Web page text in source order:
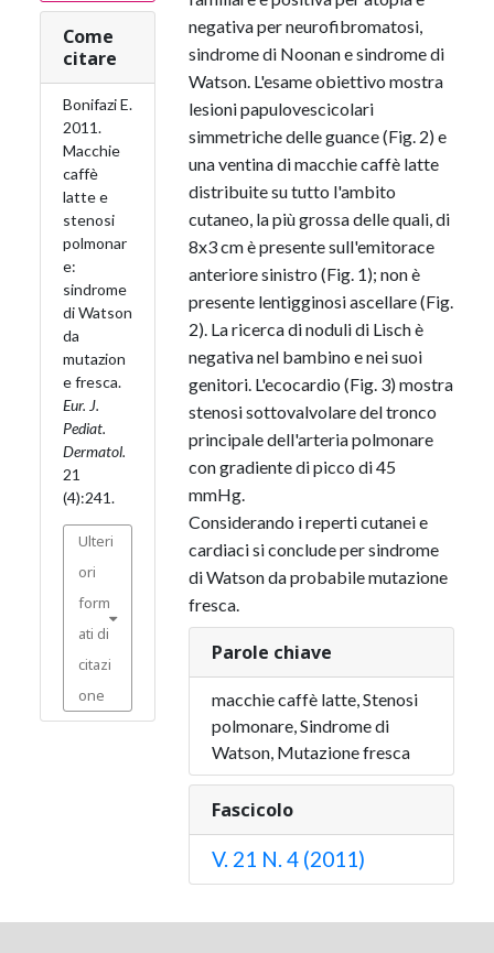
Come
citare
Bonifazi E.
2011.
Macchie
caffè
latte e
stenosi
polmonar
e:
sindrome
di Watson
da
mutazion
e fresca.
Eur. J.
Pediat.
Dermatol.
21
(4):241.
Ulteri
ori
form
ati di
citazi
one
negativa per neurofibromatosi,
sindrome di Noonan e sindrome di
Watson. L'esame obiettivo mostra
lesioni papulovescicolari
simmetriche delle guance (Fig. 2) e
una ventina di macchie caffè latte
distribuite su tutto l'ambito
cutaneo, la più grossa delle quali, di
8x3 cm è presente sull'emitorace
anteriore sinistro (Fig. 1); non è
presente lentigginosi ascellare (Fig.
2). La ricerca di noduli di Lisch è
negativa nel bambino e nei suoi
genitori. L'ecocardio (Fig. 3) mostra
stenosi sottovalvolare del tronco
principale dell'arteria polmonare
con gradiente di picco di 45
mmHg.
Considerando i reperti cutanei e
cardiaci si conclude per sindrome
di Watson da probabile mutazione
fresca.
Parole chiave
macchie caffè latte, Stenosi
polmonare, Sindrome di
Watson, Mutazione fresca
Fascicolo
V. 21 N. 4 (2011)